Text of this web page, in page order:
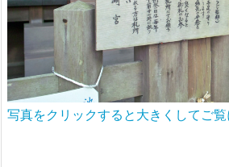
写真をクリックすると大きくしてご覧